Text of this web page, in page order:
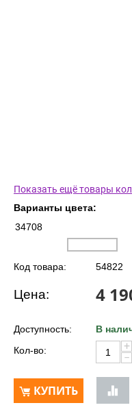
Показать ещё товары
Варианты цвета:
34708
Код товара: 54822
Цена: 4
Доступность:
В
Кол-во:
+
−
КУПИТЬ